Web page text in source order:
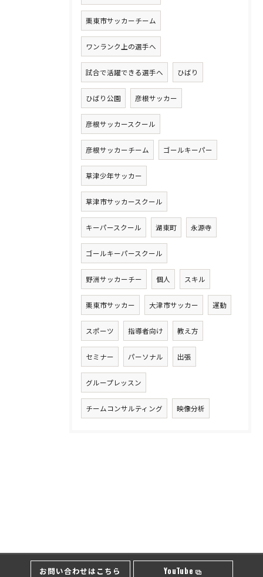
栗東市サッカーチーム
ワンランク上の選手へ
試合で活躍できる選手へ ひばり
ひばり公園 彦根サッカー
彦根サッカースクール
彦根サッカーチーム ゴールキーパー
草津少年サッカー
草津市サッカースクール
キーパースクール 湖東町 永源寺
ゴールキーパースクール
野洲サッカーチー 個人 スキル
栗東市サッカー 大津市サッカー 運動
スポーツ 指導者向け 教え方
セミナー パーソナル 出張
グループレッスン
チームコンサルティング 映像分析
お問い合わせはこちら YouTube